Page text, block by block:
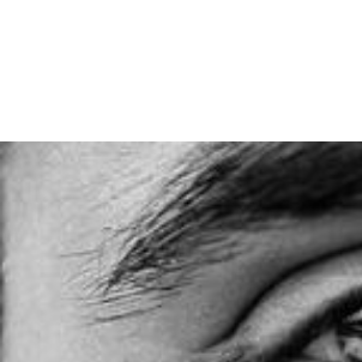
ツ
ッ
プ
コ
ン
テ
ン
ツ
ス